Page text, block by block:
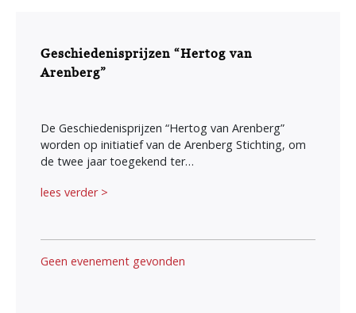
Geschiedenisprijzen “Hertog van
Arenberg”
De Geschiedenisprijzen “Hertog van Arenberg”
worden op initiatief van de Arenberg Stichting, om
de twee jaar toegekend ter…
lees verder >
Geen evenement gevonden